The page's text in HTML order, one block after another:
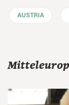
AUSTRIA